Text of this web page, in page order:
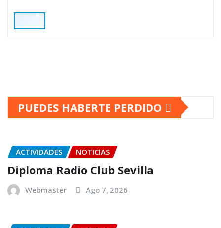
PUEDES HABERTE PERDIDO
ACTIVIDADES NOTICIAS
Diploma Radio Club Sevilla
Webmaster Ago 7, 2026